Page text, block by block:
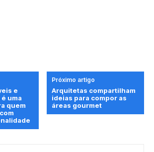
e
uma
quem
Próximo artigo
Arquitetas compartilham
ideias para compor as
áreas gourmet